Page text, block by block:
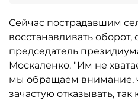
Сейчас пострадавшим
восстанавливать оборот,
председатель
Москаленко. "Им не
мы обращаем внимание,
зачастую отказывать, так